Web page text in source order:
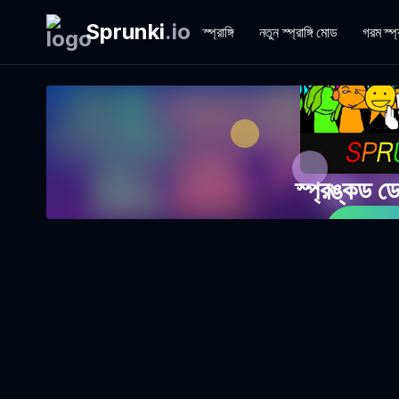
Sprunki.io স্প্রাঙ্গি নতুন স্প্রাঙ্গি মোড গরম
স্প্রঙ্কড